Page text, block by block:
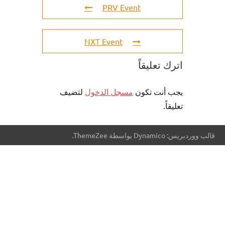
PRV Event
NXT Event
اترك تعليقاً
يجب أنت تكون مسجل الدخول لتضيف
تعليقاً.
قالب ووردبريس: Dynamico بواسطة ThemeZee.